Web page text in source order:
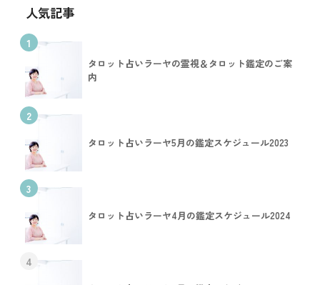
人気記事
1
タロット占いラーヤの霊視＆タロット鑑定のご案
内
2
タロット占いラーヤ5月の鑑定スケジュール2023
3
タロット占いラーヤ4月の鑑定スケジュール2024
4